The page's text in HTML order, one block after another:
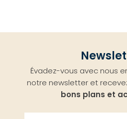
Évadez-vous avec nous
notre newsletter et
bons plans et